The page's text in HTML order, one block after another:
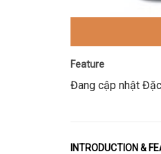
Feature
Đang cập nhật
INTRODUCTION &